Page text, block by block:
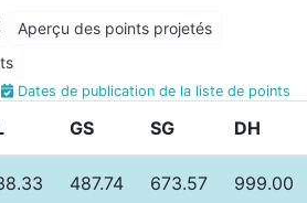
Aperçu des points projetés
Dates de publication de la liste de points
GS SG DH
487.74 673.57 999.00